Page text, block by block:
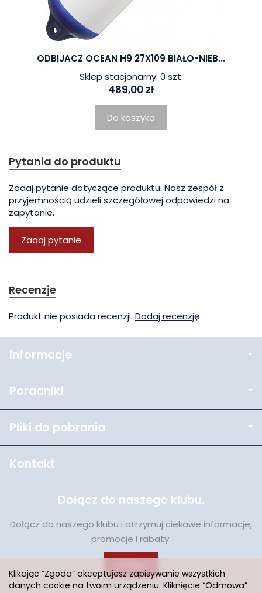
ODBIJACZ OCEAN H9 27X109 BIAŁO-NIEB...
Sklep stacjonarny: 0 szt.
489,00 zł
Do koszyka
Pytania do produktu
Zadaj pytanie dotyczące produktu. Nasz zespół z
przyjemnością udzieli szczegółowej odpowiedzi na
zapytanie.
Zadaj pytanie
Recenzje
Produkt nie posiada recenzji. Dodaj recenzję
Informacje
Poradniki
Pliki do pobrania
Kontakt
Dołącz do naszego klubu.
Dołącz do naszego klubu i otrzymuj ciekawe informacje,
promocje i rabaty.
Klikając “Zgoda” akceptujesz zapisywanie wszystkich
danych cookie na twoim urządzeniu. Kliknięcie “Odmowa”